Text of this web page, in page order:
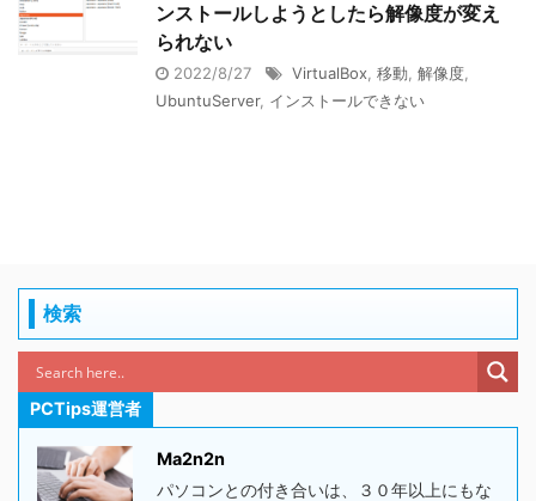
ンストールしようとしたら解像度が変え
られない
2022/8/27 VirtualBox 移動 解像度
UbuntuServer, インストールできない
検索
PCTips運営者
Ma2n2n
パソコンとの付き合いは、３０年以上にもな